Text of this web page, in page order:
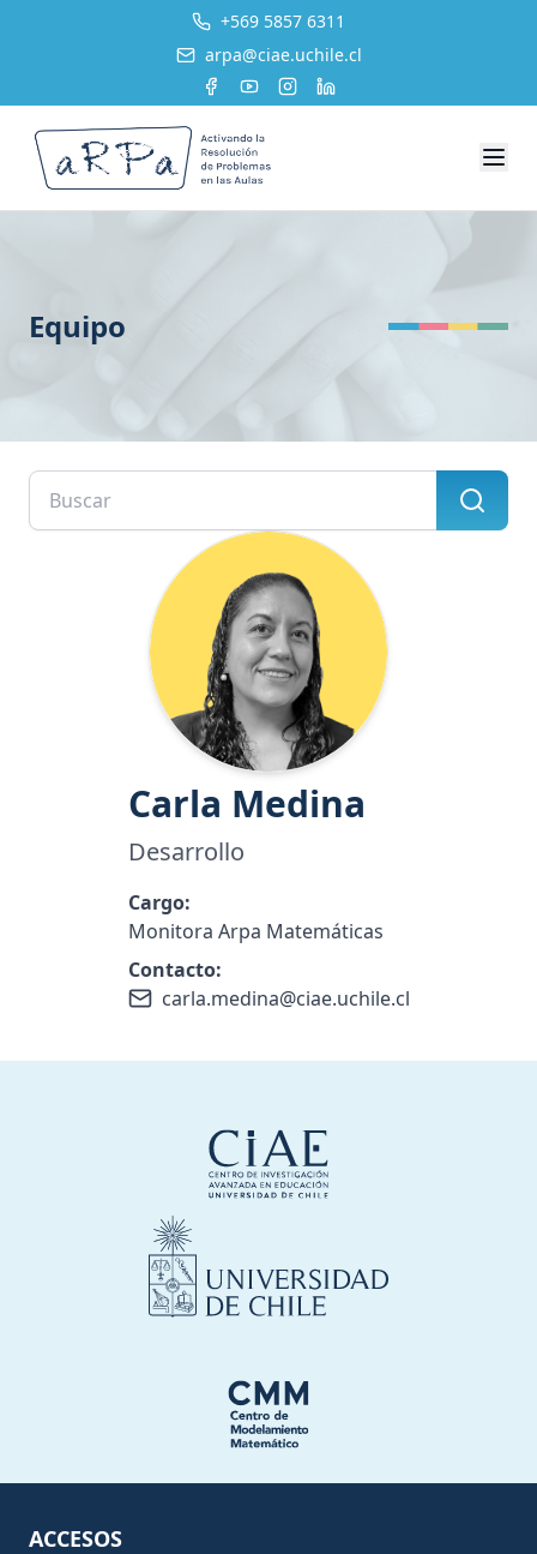
+569 5857 6311
arpa@ciae.uchile.cl
Equipo
Carla Medina
Desarrollo
Cargo:
Monitora Arpa Matemáticas
Contacto:
carla.medina@ciae.uchile.cl
ACCESOS